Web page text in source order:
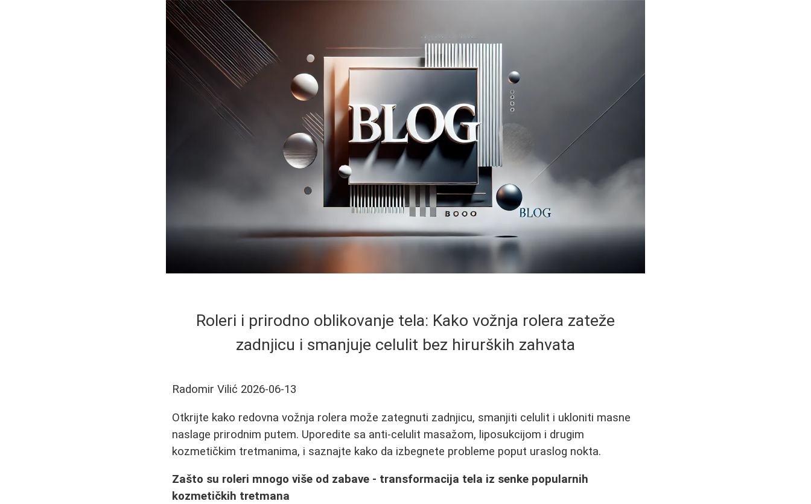
Roleri i prirodno oblikovanje tela: Kako vožnja rolera zateže
zadnjicu i smanjuje celulit bez hirurških zahvata
Radomir Vilić 2026-06-13
Otkrijte kako redovna vožnja rolera može zategnuti zadnjicu, smanjiti celulit i ukloniti masne
naslage prirodnim putem. Uporedite sa anti-celulit masažom, liposukcijom i drugim
kozmetičkim tretmanima, i saznajte kako da izbegnete probleme poput uraslog nokta.
Zašto su roleri mnogo više od zabave - transformacija tela iz senke popularnih
kozmetičkih tretmana